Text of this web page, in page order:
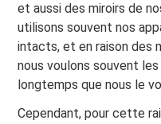
et aussi des miroirs de
utilisons souvent nos
intacts, et en raison des
nous voulons souvent
longtemps que nous le
Cependant, pour cette